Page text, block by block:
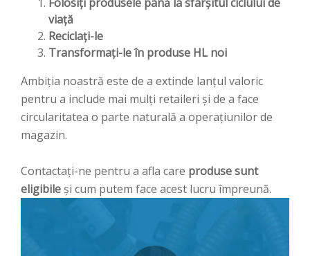
viață
Reciclați-le
Transformați-le în produse HL noi
Ambiția noastră este de a extinde lanțul valoric
pentru a include mai mulți retaileri și de a face
circularitatea o parte naturală a operațiunilor de
magazin.
Contactați-ne pentru a afla care produse sunt
eligibile și cum putem face acest lucru împreună.